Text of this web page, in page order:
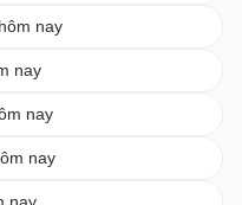
nay
nay
nay
nay